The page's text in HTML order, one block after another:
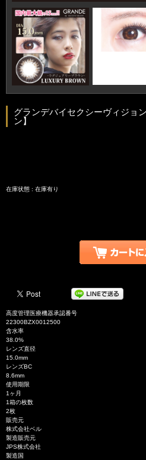
グランデバイセクシーヴィジョ
ン】
在庫状態 : 在庫有り
高度管理医療機器承認番号
22300BZX0012500
含水率
38.0%
レンズ直径
15.0mm
レンズBC
8.6mm
使用期限
1ヶ月
1箱の枚数
2枚
販売元
株式会社ベル
製造販売元
JPS株式会社
製造国